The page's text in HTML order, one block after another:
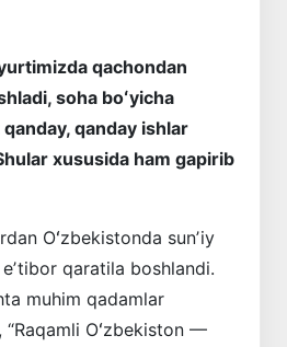
qachondan
soha boʻyicha
qanday ishlar
xususida ham gapirib
Oʻzbekistonda sunʼiy
qaratila boshlandi.
muhim qadamlar
“Raqamli ­Oʻzbekiston —